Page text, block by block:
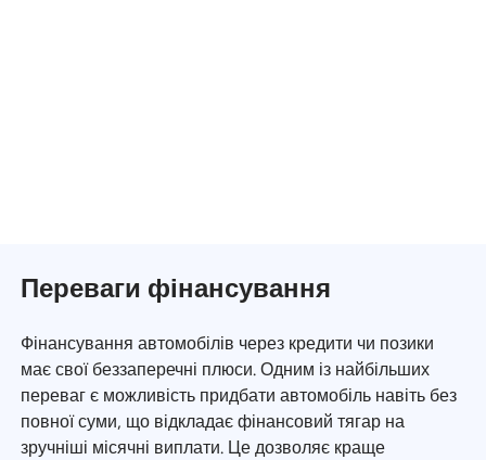
Переваги фінансування
Фінансування автомобілів через кредити чи позики
має свої беззаперечні плюси. Одним із найбільших
переваг є можливість придбати автомобіль навіть без
повної суми, що відкладає фінансовий тягар на
зручніші місячні виплати. Це дозволяє краще